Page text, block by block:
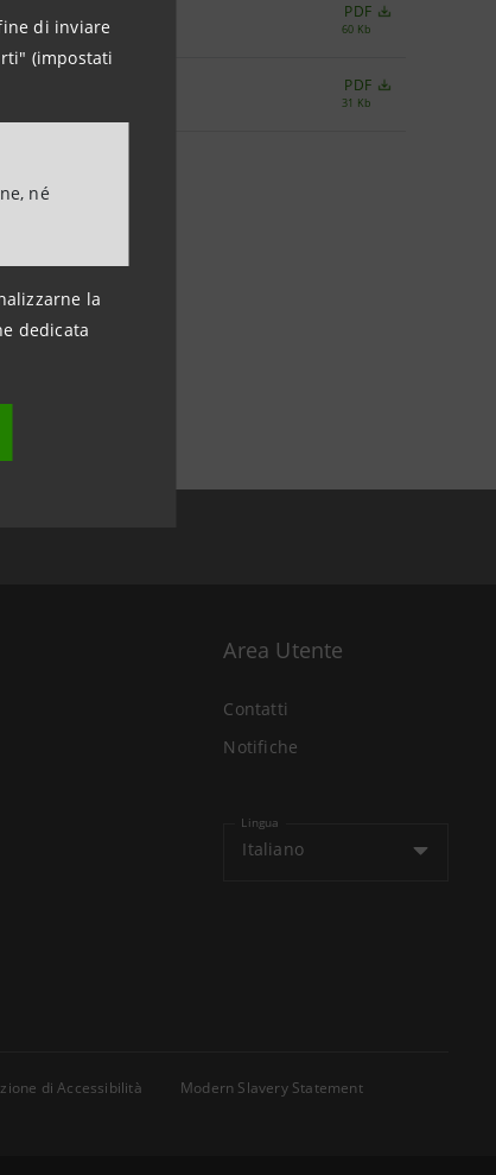
di inviare
(impostati
né
la
dedicata
PDF
60 Kb
PDF
31 Kb
Area Utente
Contatti
Notifiche
Lingua
Italiano
di Accessibilità
Modern Slavery Statement